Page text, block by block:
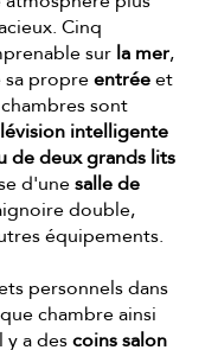
Cinq
sur la mer,
sa propreentréeet
chambres sont
intelligente
de deux grands lits
d'unesalle de
double,
équipements.
personnels dans
chambre ainsi
y a descoins salon